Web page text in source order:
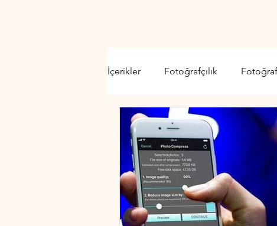
İçerikler Fotoğrafçılık
Video Kamera Lens